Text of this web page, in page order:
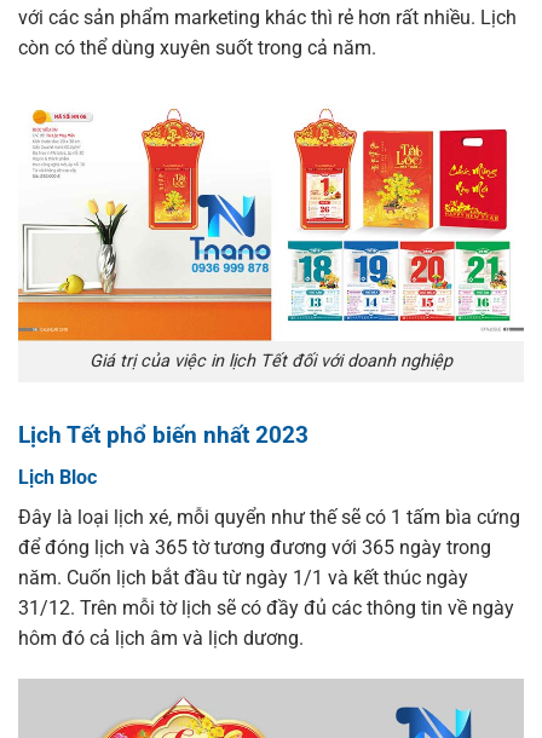
với các sản phẩm marketing khác thì rẻ hơn rất nhiều. Lịch
còn có thể dùng xuyên suốt trong cả năm.
Giá trị của việc in lịch Tết đối với doanh nghiệp
Lịch Tết phổ biến nhất 2023
Lịch Bloc
Đây là loại lịch xé, mỗi quyển như thế sẽ có 1 tấm bìa cứng
để đóng lịch và 365 tờ tương đương với 365 ngày trong
năm. Cuốn lịch bắt đầu từ ngày 1/1 và kết thúc ngày
31/12. Trên mỗi tờ lịch sẽ có đầy đủ các thông tin về ngày
hôm đó cả lịch âm và lịch dương.